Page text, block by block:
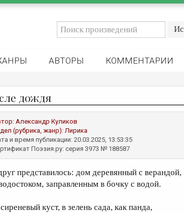
АВТОРЫ КОММЕНТАРИИ
дождя
Александр Куликов
(рубрика, жанр):Лирика
и время публикации: 20.03.2025, 13:53:35
Поэзия.ру: серия 3973 № 188587
представилось: дом деревянный с верандой,
заправленным в бочку с водой.
куст, в зелень сада, как панда,